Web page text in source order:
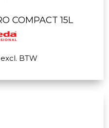
COMPACT 15L
excl. BTW